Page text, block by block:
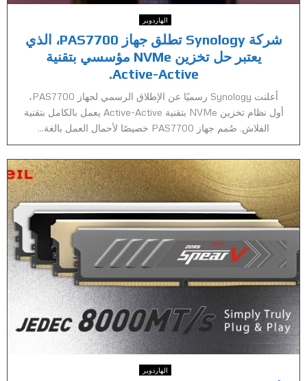
الهاردوير
شركة Synology تطلق جهاز PAS7700، الذي
يعتبر حل تخزين NVMe مؤسسي بتقنية
Active-Active.
أعلنت Synology رسميًا عن الإطلاق الرسمي لجهاز PAS7700،
أول نظام تخزين NVMe بتقنية Active-Active يعمل بالكامل بتقنية
الفلاش. صُمم جهاز PAS7700 خصيصًا لأحمال العمل بالغة...
الهاردوير